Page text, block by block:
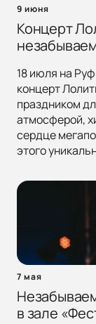
9 июня
Концерт
18 июля на
концерт
праздником
атмосферой,
сердце
этого
7 мая
в зале